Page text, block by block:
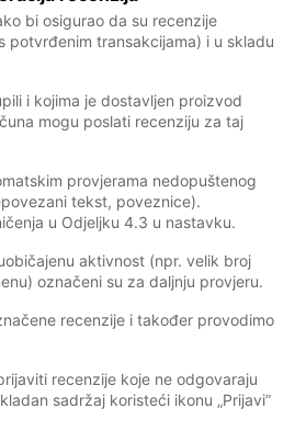
bi osigurao da su recenzije
potvrđenim transakcijama) i u skladu
i kojima je dostavljen proizvod
mogu poslati recenziju za taj
provjerama nedopuštenog
tekst, poveznice).
u Odjeljku 4.3 u nastavku.
aktivnost (npr. velik broj
označeni su za daljnju provjeru.
recenzije i također provodimo
recenzije koje ne odgovaraju
sadržaj koristeći ikonu „Prijavi”